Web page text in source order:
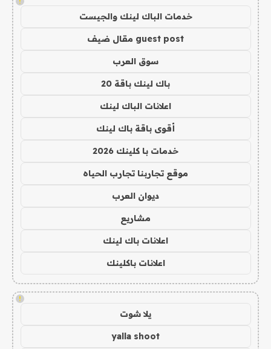
خدمات الباك لينك والجيست
guest post مقال ضيف
سوق العرب
باك لينك باقة 20
اعلانات الباك لينك
أقوى باقة باك لينك
خدمات با كلينك 2026
موقع تجاربنا تجارب الحياه
ديوان العرب
مشاريع
اعلانات باك لينك
اعلانات باكلينك
!
يلا شوت
yalla shoot